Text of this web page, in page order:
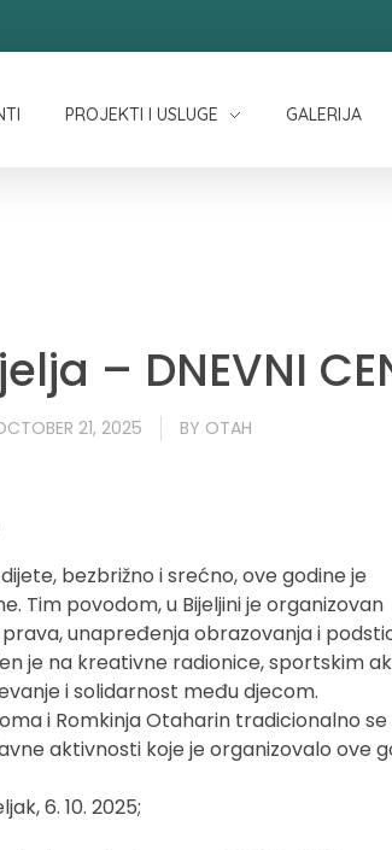
PROJEKTI I USLUGE GALERIJA
– DNEVNI
21, 2025 BY OTAH
bezbrižno i srećno, ove godine je
Tim povodom, u Bijeljini je organizovan
unapređenja obrazovanja i
je na kreativne radionice, sportskim
i solidarnost među djecom.
i Romkinja Otaharin tradicionalno se
aktivnosti koje je organizovalo ove
6. 10. 2025;